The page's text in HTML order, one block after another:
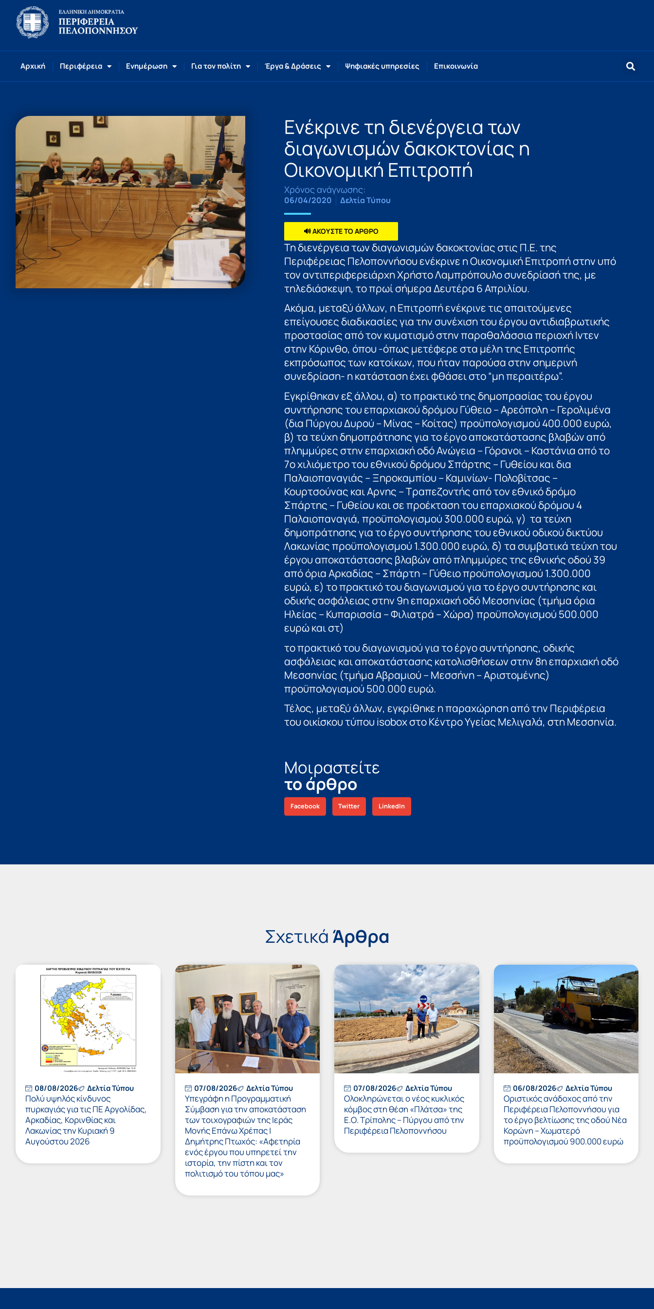
Αρχική Περιφέρεια Ενημέρωση Για τον πολίτη Έργα & Δράσεις Ψηφιακές υπηρεσίες Επικοινωνία
Ενέκρινε τη διενέργεια των
διαγωνισμών δακοκτονίας η
Οικονομική Επιτροπή
Χρόνος ανάγνωσης:
06/04/2020 Δελτία Τύπου
🔊 ΑΚΟΥΣΤΕ ΤΟ ΑΡΘΡΟ
Τη διενέργεια των διαγωνισμών δακοκτονίας στις Π.Ε. της
Περιφέρειας Πελοποννήσου ενέκρινε η Οικονομική Επιτροπή στην υπό
τον αντιπεριφερειάρχη Χρήστο Λαμπρόπουλο συνεδρίασή της, με
τηλεδιάσκεψη, το πρωί σήμερα Δευτέρα 6 Απριλίου.
Ακόμα, μεταξύ άλλων, η Επιτροπή ενέκρινε τις απαιτούμενες
επείγουσες διαδικασίες για την συνέχιση του έργου αντιδιαβρωτικής
προστασίας από τον κυματισμό στην παραθαλάσσια περιοχή Ιντεν
στην Κόρινθο, όπου -όπως μετέφερε στα μέλη της Επιτροπής
εκπρόσωπος των κατοίκων, που ήταν παρούσα στην σημερινή
συνεδρίαση- η κατάσταση έχει φθάσει στο “μη περαιτέρω”.
Εγκρίθηκαν εξ άλλου, α) το πρακτικό της δημοπρασίας του έργου
συντήρησης του επαρχιακού δρόμου Γύθειο – Αρεόπολη – Γερολιμένα
(δια Πύργου Δυρού – Μίνας – Κοίτας) προϋπολογισμού 400.000 ευρώ,
β) τα τεύχη δημοπράτησης για το έργο αποκατάστασης βλαβών από
πλημμύρες στην επαρχιακή οδό Ανώγεια – Γόρανοι – Καστάνια από το
7ο χιλιόμετρο του εθνικού δρόμου Σπάρτης – Γυθείου και δια
Παλαιοπαναγιάς – Ξηροκαμπίου – Καμινίων- Πολοβίτσας –
Κουρτσούνας και Αρνης – Τραπεζοντής από τον εθνικό δρόμο
Σπάρτης – Γυθείου και σε προέκταση του επαρχιακού δρόμου 4
Παλαιοπαναγιά, προϋπολογισμού 300.000 ευρώ, γ) τα τεύχη
δημοπράτησης για το έργο συντήρησης του εθνικού οδικού δικτύου
Λακωνίας προϋπολογισμού 1.300.000 ευρώ, δ) τα συμβατικά τεύχη του
έργου αποκατάστασης βλαβών από πλημμύρες της εθνικής οδού 39
από όρια Αρκαδίας – Σπάρτη – Γύθειο προϋπολογισμού 1.300.000
ευρώ, ε) το πρακτικό του διαγωνισμού για το έργο συντήρησης και
οδικής ασφάλειας στην 9η επαρχιακή οδό Μεσσηνίας (τμήμα όρια
Ηλείας – Κυπαρισσία – Φιλιατρά – Χώρα) προϋπολογισμού 500.000
ευρώ και στ)
το πρακτικό του διαγωνισμού για το έργο συντήρησης, οδικής
ασφάλειας και αποκατάστασης κατολισθήσεων στην 8η επαρχιακή οδό
Μεσσηνίας (τμήμα Αβραμιού – Μεσσήνη – Αριστομένης)
προϋπολογισμού 500.000 ευρώ.
Τέλος, μεταξύ άλλων, εγκρίθηκε η παραχώρηση από την Περιφέρεια
του οικίσκου τύπου isobox στο Κέντρο Υγείας Μελιγαλά, στη Μεσσηνία.
Μοιραστείτε
το άρθρο
Facebook Twitter LinkedIn
Σχετικά Άρθρα
08/08/2026 Δελτία Τύπου
Πολύ υψηλός κίνδυνος
πυρκαγιάς για τις ΠΕ Αργολίδας,
Αρκαδίας, Κορινθίας και
Λακωνίας την Κυριακή 9
Αυγούστου 2026
07/08/2026 Δελτία Τύπου
Υπεγράφη η Προγραμματική
Σύμβαση για την αποκατάσταση
των τοιχογραφιών της Ιεράς
Μονής Επάνω Χρέπας |
Δημήτρης Πτωχός: «Αφετηρία
ενός έργου που υπηρετεί την
ιστορία, την πίστη και τον
πολιτισμό του τόπου μας»
07/08/2026 Δελτία Τύπου
Ολοκληρώνεται ο νέος κυκλικός
κόμβος στη θέση «Πλάτσα» της
Ε.Ο. Τρίπολης – Πύργου από την
Περιφέρεια Πελοποννήσου
06/08/2026 Δελτία Τύπου
Οριστικός ανάδοχος από την
Περιφέρεια Πελοποννήσου για
το έργο βελτίωσης της οδού Νέα
Κορώνη – Χωματερό
προϋπολογισμού 900.000 ευρώ